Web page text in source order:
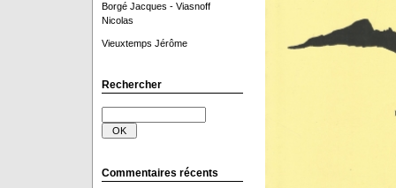
Borgé Jacques - Viasnoff
Nicolas
Vieuxtemps Jérôme
Rechercher
Commentaires récents